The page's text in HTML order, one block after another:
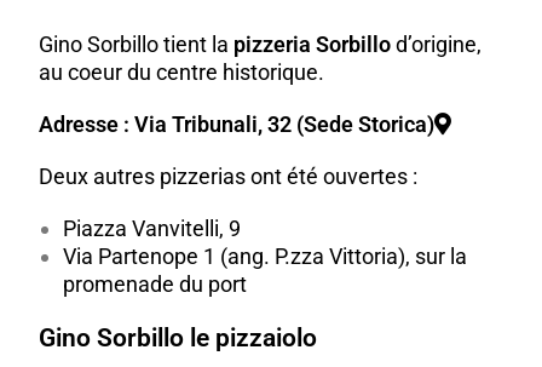
Gino Sorbillo tient la pizzeria Sorbillod’origine,
au coeur du centre historique.
Adresse : Via Tribunali, 32 (Sede Storica)
Deux autres pizzerias ont été ouvertes :
Piazza Vanvitelli, 9
Via Partenope 1 (ang. P.zza Vittoria), sur la
promenade du port
Gino Sorbillo le pizzaiolo